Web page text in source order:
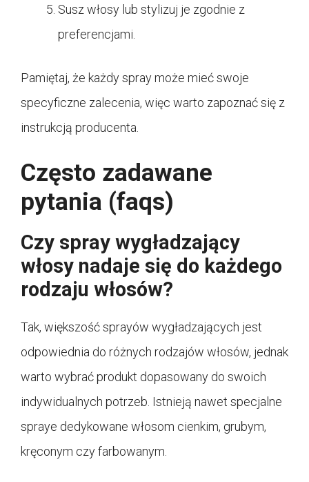
Susz włosy lub stylizuj je zgodnie z
preferencjami.
Pamiętaj, że każdy spray może mieć swoje
specyficzne zalecenia, więc warto zapoznać się z
instrukcją producenta.
Często zadawane
pytania (faqs)
Czy spray wygładzający
włosy nadaje się do każdego
rodzaju włosów?
Tak, większość sprayów wygładzających jest
odpowiednia do różnych rodzajów włosów, jednak
warto wybrać produkt dopasowany do swoich
indywidualnych potrzeb. Istnieją nawet specjalne
spraye dedykowane włosom cienkim, grubym,
kręconym czy farbowanym.